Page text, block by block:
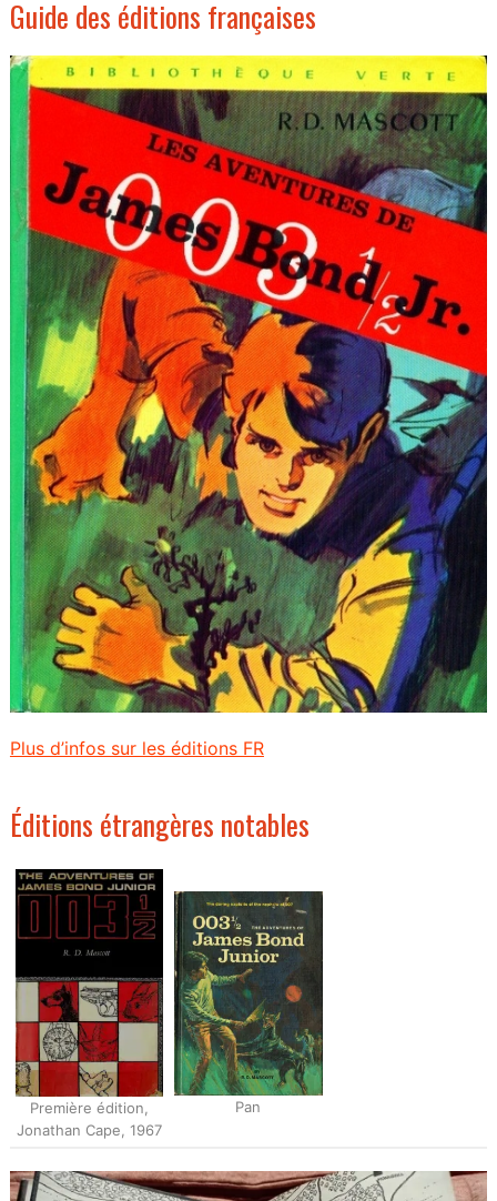
Guide des éditions françaises
Plus d’infos sur les éditions FR
Éditions étrangères notables
Première édition,
Jonathan Cape, 1967
Pan